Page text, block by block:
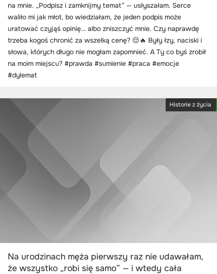
na mnie. „Podpisz i zamknijmy temat” — usłyszałam. Serce
waliło mi jak młot, bo wiedziałam, że jeden podpis może
uratować czyjąś opinię… albo zniszczyć mnie. Czy naprawdę
trzeba kogoś chronić za wszelką cenę? 😔🔥 Były łzy, naciski i
słowa, których długo nie mogłam zapomnieć. A Ty co byś zrobił
na moim miejscu? #prawda #sumienie #praca #emocje
#dylemat
Historie z życia
Na urodzinach męża pierwszy raz nie udawałam,
że wszystko „robi się samo” — i wtedy cała